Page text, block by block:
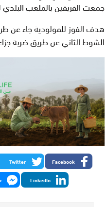
جمعت الفريقين بالملعب البلدي
الشوط الثاني عن طريق ضربة
Facebook
Twitter
LinkedIn